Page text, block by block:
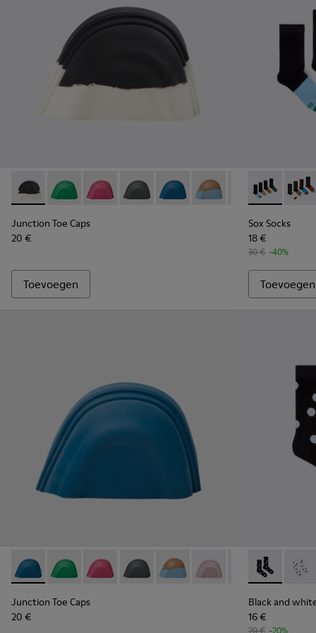
Junction Toe Caps - KS00063-027 - Zwart-witte rubberen
Junction Toe Caps - KS00063-044
Junction Toe Caps - KS00063-043
Junction Toe Caps - KS00063-039
Junction Toe Caps - KS00063-
Junction Toe Caps -
Junction Toe
Junction
Junction Toe Caps
20 €
Toevoegen
Sox Socks -
Sox
Sox Socks
18 €
30 € -40%
Toevoegen
Junction Toe Caps - KS00063-037 - Blauwe rubberen
Junction Toe Caps - KS00063-044
Junction Toe Caps - KS00063-043
Junction Toe Caps - KS00063-039
Junction Toe Caps - KS00063-
Junction Toe Caps -
Junction Toe
Junction
Junction Toe Caps
20 €
Black and
Black and
16 €
20 € -20%